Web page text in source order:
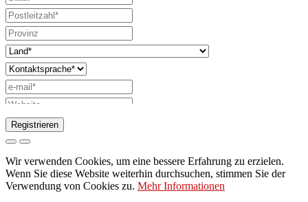
Anfrage zum Senden des Katalogs
Bitte wenden Sie sich an Ihren
Vertriebsmitarbeiter
Registrieren
Wir verwenden Cookies, um eine bessere Erfahrung zu erzielen.
Wenn Sie diese Website weiterhin durchsuchen, stimmen Sie der
Verwendung von Cookies zu. Mehr Informationen